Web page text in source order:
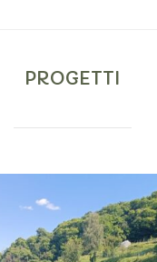
PROGETTI